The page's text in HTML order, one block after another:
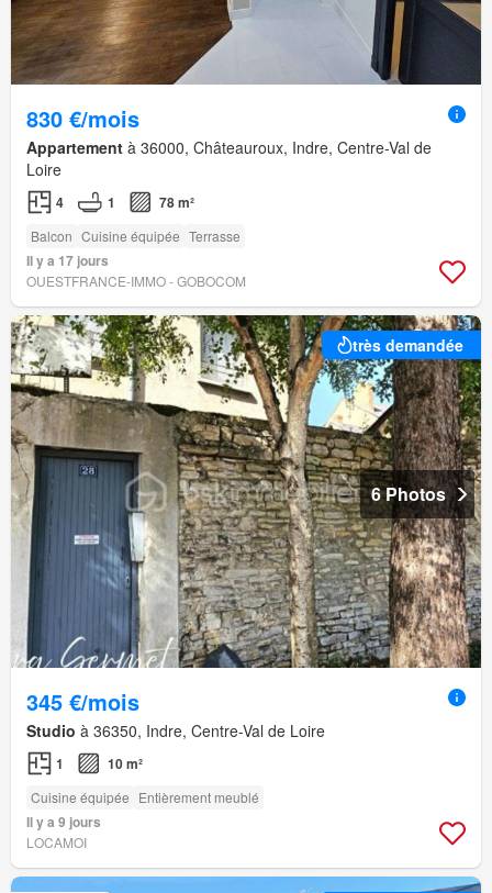
830 €/mois
Appartement à 36000, Châteauroux, Indre, Centre-Val de
Loire
4 1 78 m²
Balcon Cuisine équipée Terrasse
Il y a 17 jours
OUESTFRANCE-IMMO - GOBOCOM
très demandée
6 Photos
345 €/mois
Studio à 36350, Indre, Centre-Val de Loire
1 10 m²
Cuisine équipée Entièrement meublé
Il y a 9 jours
LOCAMOI